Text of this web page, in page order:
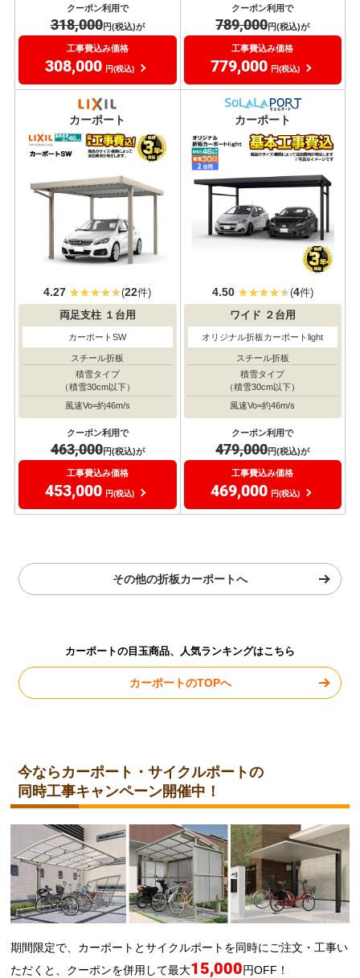
クーポン利用で
318,000円(税込)が
工事費込み価格
308,000 円(税込)
クーポン利用で
789,000円(税込)が
工事費込み価格
779,000 円(税込)
カーポート
4.27 (22件)
両足支柱 １台用
カーポートSW
スチール折板
積雪タイプ
（積雪30cm以下）
風速Vo=約46m/s
クーポン利用で
463,000円(税込)が
工事費込み価格
453,000 円(税込)
カーポート
4.50 (4件)
ワイド ２台用
オリジナル折板カーポートlight
スチール折板
積雪タイプ
（積雪30cm以下）
風速Vo=約46m/s
クーポン利用で
479,000円(税込)が
工事費込み価格
469,000 円(税込)
その他の折板カーポートへ
カーポートの目玉商品、人気ランキングはこちら
カーポートのTOPへ
今ならカーポート・サイクルポートの
同時工事キャンペーン開催中！
期間限定で、カーポートとサイクルポートを同時にご注文・工事い
ただくと、クーポンを併用して最大15,000円OFF！